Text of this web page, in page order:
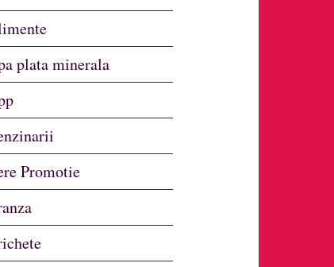
plata minerala
Promotie